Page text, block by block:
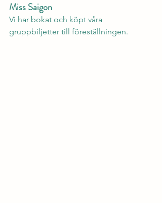
Miss Saigon
Vi har bokat och köpt våra
gruppbiljetter till föreställningen.